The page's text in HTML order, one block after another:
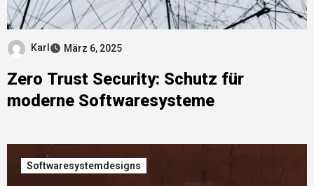
Karl März 6, 2025
Zero Trust Security: Schutz für
moderne Softwaresysteme
Softwaresystemdesigns